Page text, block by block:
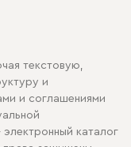
текстовую,
и
и соглашениями
каталог